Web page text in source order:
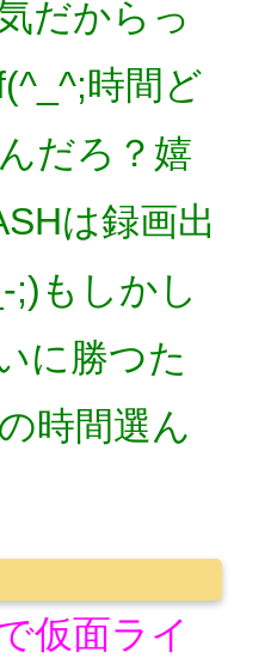
だからっ
時間ど
だろ？嬉
は録画出
もしかし
に勝つた
時間選ん
仮面ライ